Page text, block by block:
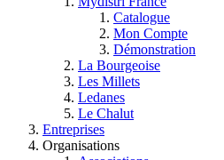
Catalogue
Mon Compte
Démonstration
La Bourgeoise
Les Millets
Ledanes
Le Chalut
Entreprises
Organisations